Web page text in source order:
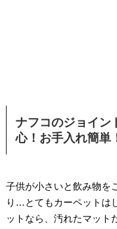
ナフコのジョイン
心！お手入れ簡単
子供が小さいと飲み物を
り…とてもカーペットは
ットなら、汚れたマット